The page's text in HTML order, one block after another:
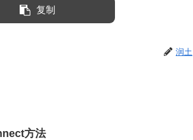
复制
润土
方法